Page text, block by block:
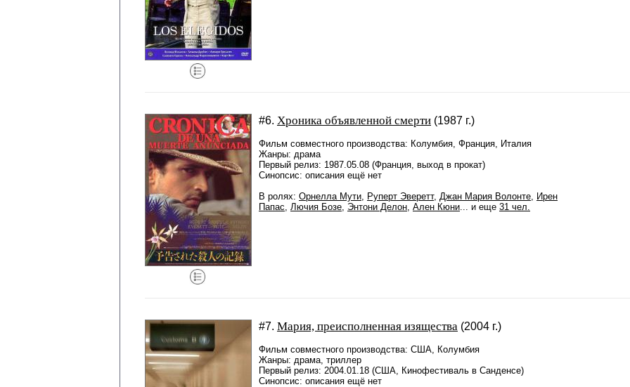
#6. Хроника объявленной смерти (1987 г.)
Фильм совместного производства: Колумбия, Франция, Италия
Жанры: драма
Первый релиз: 1987.05.08 (Франция, выход в прокат)
Синопсис: описания ещё нет
В ролях: Орнелла Мути, Руперт Эверетт, Джан Мария Волонте, Ирен
Папас, Лючия Бозе, Энтони Делон, Ален Кюни... и еще 31 чел.
#7. Мария, преисполненная изящества (2004 г.)
Фильм совместного производства: США, Колумбия
Жанры: драма, триллер
Первый релиз: 2004.01.18 (США, Кинофестиваль в Санденсе)
Синопсис: описания ещё нет